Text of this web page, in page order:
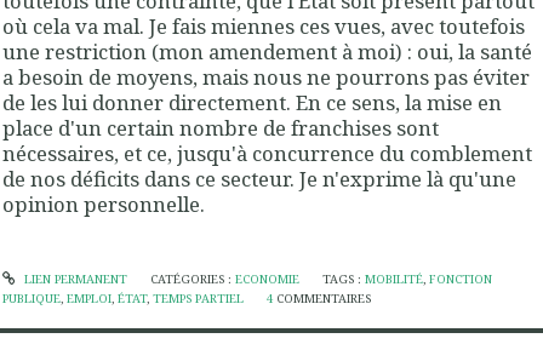
où cela va mal. Je fais miennes ces vues, avec toutefois
une restriction (mon amendement à moi) : oui, la santé
a besoin de moyens, mais nous ne pourrons pas éviter
de les lui donner directement. En ce sens, la mise en
place d'un certain nombre de franchises sont
nécessaires, et ce, jusqu'à concurrence du comblement
de nos déficits dans ce secteur. Je n'exprime là qu'une
opinion personnelle.
LIEN PERMANENT CATÉGORIES : ECONOMIE TAGS :MOBILITÉ,FONCTION
PUBLIQUE, EMPLOI, ÉTAT, TEMPS PARTIEL 4 COMMENTAIRES